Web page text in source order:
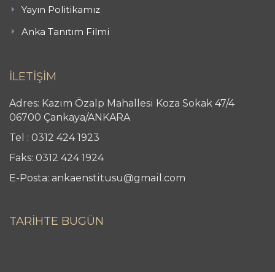
Yayın Politikamız
Anka Tanıtım Filmi
İLETİŞİM
Adres: Kazım Özalp Mahallesi Koza Sokak 47/4
06700 Çankaya/ANKARA
Tel : 0312 424 1923
Faks: 0312 424 1924
E-Posta: ankaenstitusu@gmail.com
TARİHTE BUGÜN